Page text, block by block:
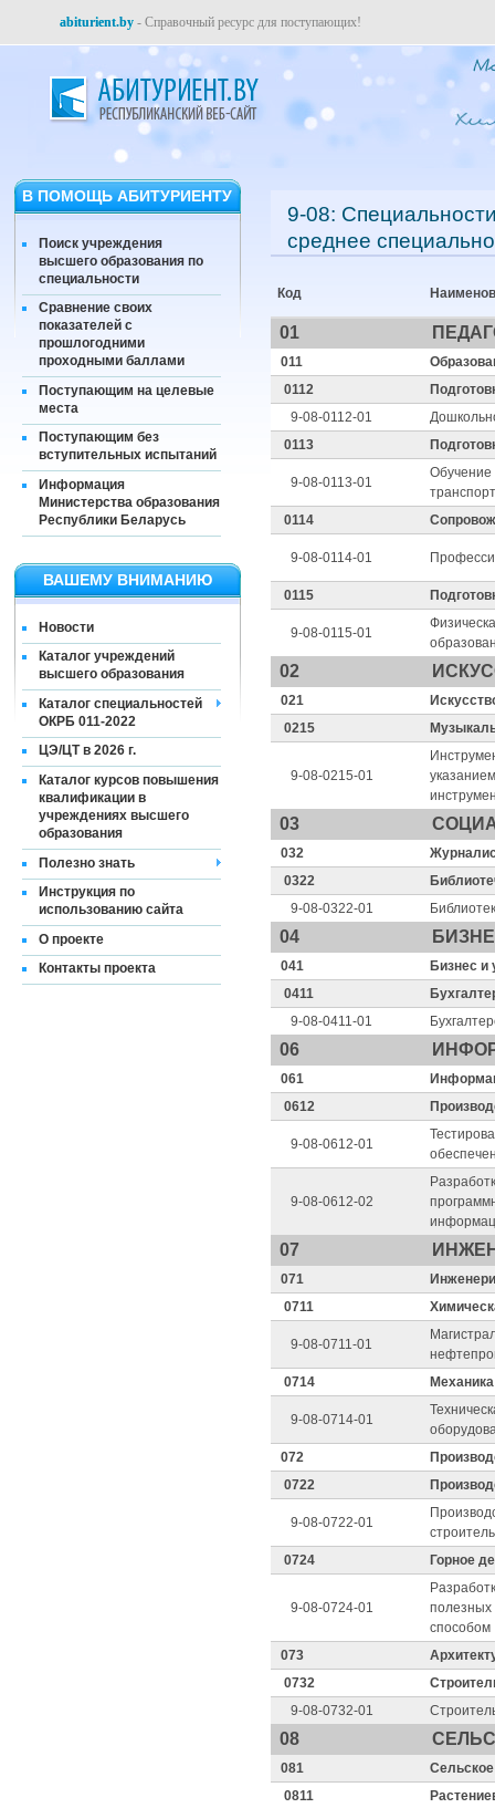
abiturient.by - Справочный ресурс для поступающих!
В ПОМОЩЬ АБИТУРИЕНТУ
Поиск учреждения
высшего образования по
специальности
Сравнение своих
показателей с
прошлогодними
проходными баллами
Поступающим на целевые
места
Поступающим без
вступительных испытаний
Информация
Министерства образования
Республики Беларусь
ВАШЕМУ ВНИМАНИЮ
Новости
Каталог учреждений
высшего образования
Каталог специальностей
ОКРБ 011-2022
ЦЭ/ЦТ в 2026 г.
Каталог курсов повышения
квалификации в
учреждениях высшего
образования
Полезно знать
Инструкция по
использованию сайта
О проекте
Контакты проекта
9-08:
среднее
Код
01
011
0112
9-08-0112-01
0113
9-08-0113-01
Обучение
0114
9-08-0114-01
0115
9-08-0115-01
02
021
0215
9-08-0215-01
03
032
0322
9-08-0322-01
04
041
Бизнес и
0411
9-08-0411-01
06
061
0612
9-08-0612-01
9-08-0612-02
07
071
0711
9-08-0711-01
0714
9-08-0714-01
072
0722
9-08-0722-01
0724
Горное
9-08-0724-01
способом
073
0732
9-08-0732-01
08
081
Сельское
0811